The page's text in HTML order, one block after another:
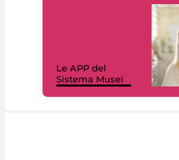
Le APP del
Sistema Musei